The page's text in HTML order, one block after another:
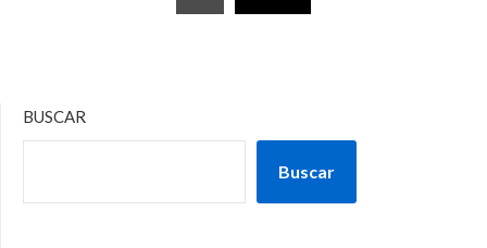
BUSCAR
Buscar